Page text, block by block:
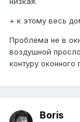
+ к этому весь
Проблема не в
воздушной
контуру оконного
Boris